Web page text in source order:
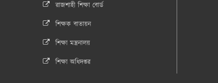
রাজশাহী শিক্ষা বোর্ড
শিক্ষক বাতায়ন
শিক্ষা মন্ত্রনালয়
শিক্ষা অধিদপ্তর